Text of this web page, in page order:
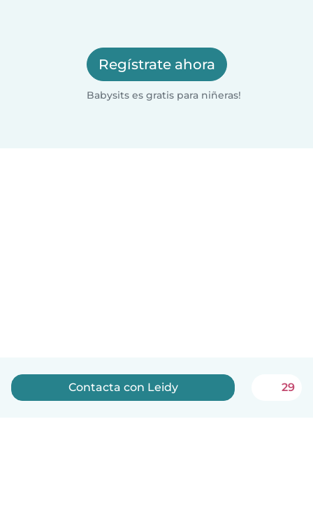
Regístrate ahora
Babysits es gratis para niñeras!
Contacta con Leidy 29